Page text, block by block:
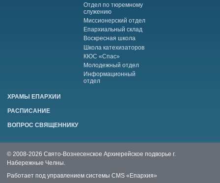
Отдел по тюремному
служению
Миссионерский отдел
Епархиальный склад
Воскресная школа
Школа катехизаторов
КЮС «Спас»
Молодежный отдел
Информационный
отдел
ХРАМЫ ЕПАРХИИ
РАСПИСАНИЕ
ВОПРОС СВЯЩЕННИКУ
© 2008-2026 Свято-Вознесенское Архиерейское подворье г.
Набережные Челны.
Работает под управлением системы CMS «Епархия»